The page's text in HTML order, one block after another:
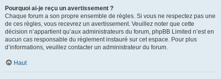
Pourquoi ai-je reçu un avertissement ?
Chaque forum a son propre ensemble de règles. Si vous ne respectez pas une
de ces règles, vous recevrez un avertissement. Veuillez noter que cette
décision n’appartient qu’aux administrateurs du forum, phpBB Limited n’est en
aucun cas responsable du règlement instauré sur cet espace. Pour plus
d’informations, veuillez contacter un administrateur du forum.
Haut